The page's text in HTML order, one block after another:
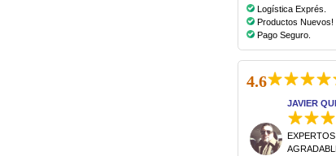
Logística Exprés.
Productos Nuevos!
Pago Seguro.
4.6
JAVIER